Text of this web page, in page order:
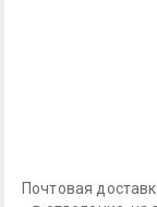
Почтовая